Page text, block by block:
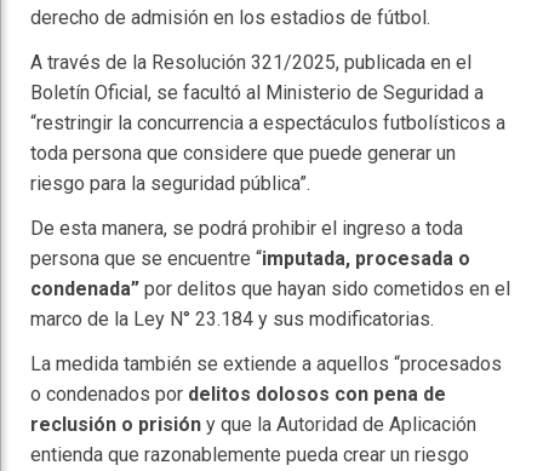
derecho de admisión en los estadios de fútbol.
A través de la Resolución 321/2025, publicada en el
Boletín Oficial, se facultó al Ministerio de Seguridad a
“restringir la concurrencia a espectáculos futbolísticos a
toda persona que considere que puede generar un
riesgo para la seguridad pública”.
De esta manera, se podrá prohibir el ingreso a toda
persona que se encuentre “imputada, procesada o
condenada” por delitos que hayan sido cometidos en el
marco de la Ley N° 23.184 y sus modificatorias.
La medida también se extiende a aquellos “procesados
o condenados por delitos dolosos con pena de
reclusión o prisión y que la Autoridad de Aplicación
entienda que razonablemente pueda crear un riesgo